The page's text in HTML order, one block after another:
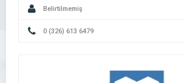
Belirtilmemiş
0 (326) 613 6479